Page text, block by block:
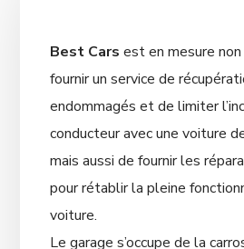
Best Cars est en mesure
fournir un service de
endommagés et de limiter
conducteur avec une voiture
mais aussi de fournir les
pour rétablir la pleine
voiture.
Le garage s’occupe de la